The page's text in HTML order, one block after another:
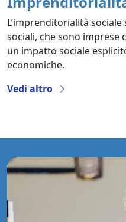
L’imprenditorialità
sociali, che sono imprese
un impatto sociale
economiche.
Vedi altro